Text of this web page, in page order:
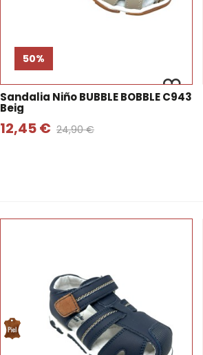
50%
Sandalia Niño BUBBLE BOBBLE C943
Beig
12,45 € 24,90 €